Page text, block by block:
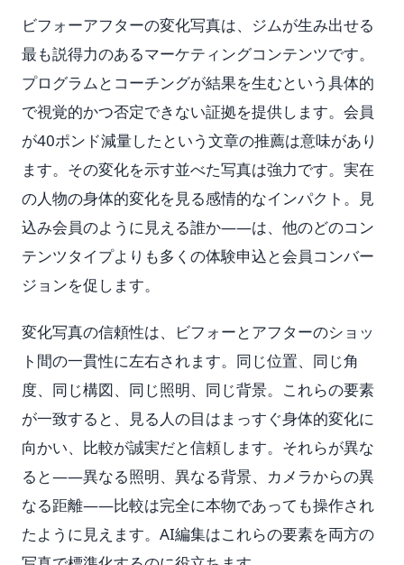
ビフォーアフターの変化写真は、ジムが生み出せる
最も説得力のあるマーケティングコンテンツです。
プログラムとコーチングが結果を生むという具体的
で視覚的かつ否定できない証拠を提供します。会員
が40ポンド減量したという文章の推薦は意味があり
ます。その変化を示す並べた写真は強力です。実在
の人物の身体的変化を見る感情的なインパクト。見
込み会員のように見える誰か——は、他のどのコン
テンツタイプよりも多くの体験申込と会員コンバー
ジョンを促します。
変化写真の信頼性は、ビフォーとアフターのショッ
ト間の一貫性に左右されます。同じ位置、同じ角
度、同じ構図、同じ照明、同じ背景。これらの要素
が一致すると、見る人の目はまっすぐ身体的変化に
向かい、比較が誠実だと信頼します。それらが異な
ると——異なる照明、異なる背景、カメラからの異
なる距離——比較は完全に本物であっても操作され
たように見えます。AI編集はこれらの要素を両方の